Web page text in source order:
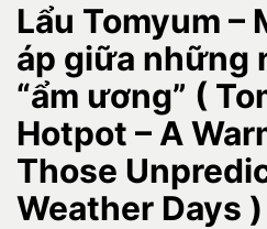
Lẩu Tomyum –
áp giữa những
“ẩm ương” (
Hotpot – A
Those
Weather Days )